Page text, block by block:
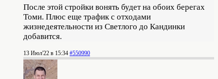
После этой стройки вонять будет на обоих берегах
Томи. Плюс еще трафик с отходами
жизнедеятельности из Светлого до Кандинки
добавится.
13 Июл'22 в 15:34 #550990